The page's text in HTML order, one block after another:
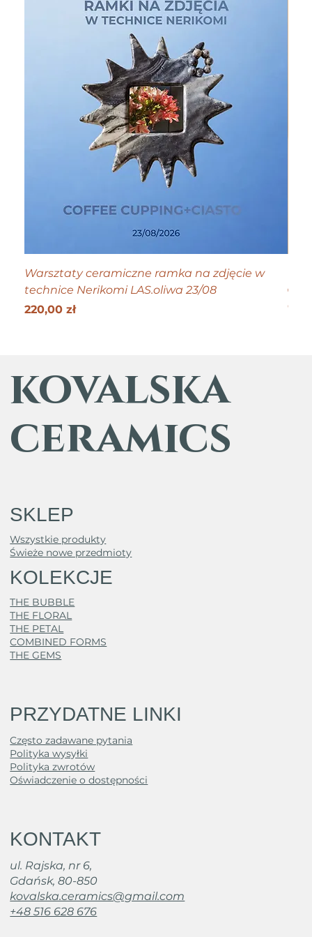
Warsztaty ceramiczne ramka na zdjęcie w
technice Nerikomi LAS.oliwa 23/08
Cena
220,00 zł Get
kovalska
ceramics
SKLEP
Wszystkie produkty
Świeże nowe przedmioty
KOLEKCJE
THE BUBBLE
THE FLORAL
THE PETAL
COMBINED FORMS
THE GEMS
PRZYDATNE LINKI
Często zadawane pytania
Polityka wysyłki
Polityka zwrotów
Oświadczenie o dostępności
KONTAKT
ul. Rajska, nr 6,
Gdańsk, 80-850
kovalska.ceramics@gmail.com
+48 516 628 676